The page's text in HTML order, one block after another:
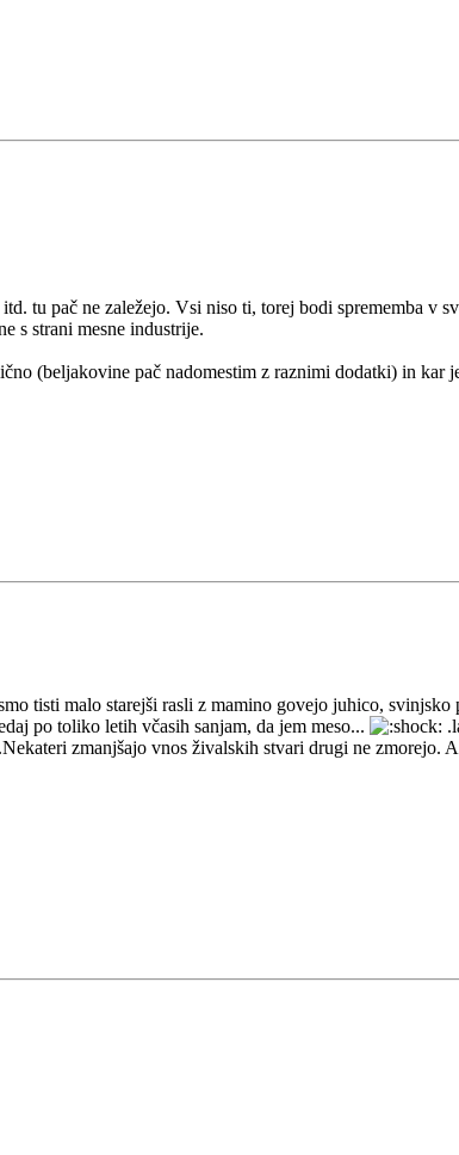
tu pač ne zaležejo. Vsi niso ti, torej bodi sprememba v
s strani mesne industrije.
(beljakovine pač nadomestim z raznimi dodatki) in kar
tisti malo starejši rasli z mamino govejo juhico, svinjsko
po toliko letih včasih sanjam, da jem meso...
zmanjšajo vnos živalskih stvari drugi ne zmorejo.